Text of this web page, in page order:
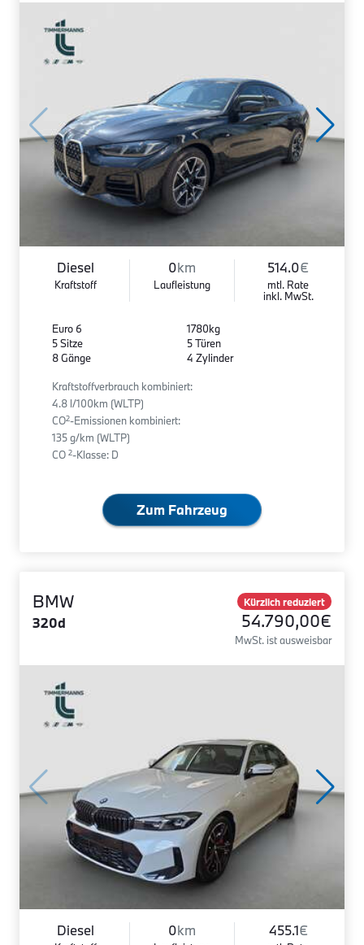
Diesel
Kraftstoff
0km
Laufleistung
514.0€
mtl. Rate
inkl. MwSt.
Euro 6
5 Sitze
8 Gänge
1780kg
5 Türen
4 Zylinder
Kraftstoffverbrauch kombiniert:
4.8 l/100km (WLTP)
CO2-Emissionen kombiniert:
135 g/km (WLTP)
CO 2-Klasse: D
Zum Fahrzeug
BMW
320d
Kürzlich reduziert
54.790,00€
MwSt. ist ausweisbar
Diesel 0km 455.1€